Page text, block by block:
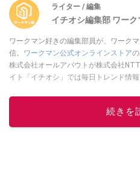
ライター / 編集
イチオシ編集部 ワーク
ワークマン好きの編集部員が、ワーク
信。 ワークマン公式オンラインストア
株式会社オールアバウトが株式会社
イト「イチオシ」では毎日トレンド情報
この
続きを